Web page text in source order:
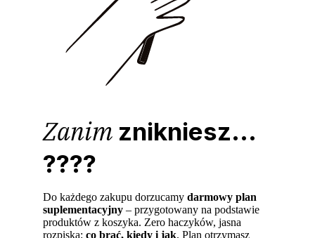
Zanim znikniesz...
????
Do każdego zakupu dorzucamydarmowy plan
suplementacyjny – przygotowany na podstawie
produktów z koszyka. Zero haczyków, jasna
rozpiska:co brać, kiedy i jak. Plan otrzymasz